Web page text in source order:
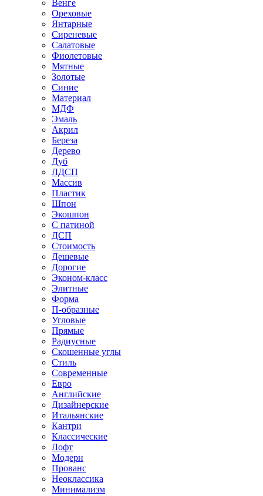
Венге
Ореховые
Янтарные
Сиреневые
Салатовые
Фиолетовые
Мятные
Золотые
Синие
Материал
МДФ
Эмаль
Акрил
Береза
Дерево
Дуб
ЛДСП
Массив
Пластик
Шпон
Экошпон
С патиной
ДСП
Стоимость
Дешевые
Дорогие
Эконом-класс
Элитные
Форма
П-образные
Угловые
Прямые
Радиусные
Скошенные углы
Стиль
Современные
Евро
Английские
Дизайнерские
Итальянские
Кантри
Классические
Лофт
Модерн
Прованс
Неоклассика
Минимализм